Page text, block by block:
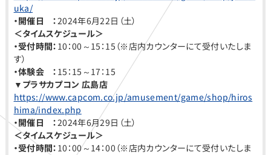
uka/
・開催日 ：2024年6月22日（土）
＜タイムスケジュール＞
・受付時間： 10：00～15：15（※店内カウンターにて受付いたしま
す）
・体験会 ： 15：15～17：15
▼ プラサカプコン 広島店
https://www.capcom.co.jp/amusement/game/shop/hiros
hima/index.php
・開催日 ：2024年6月29日（土）
＜タイムスケジュール＞
・受付時間： 10：00～14：00（※店内カウンターにて受付いたしま